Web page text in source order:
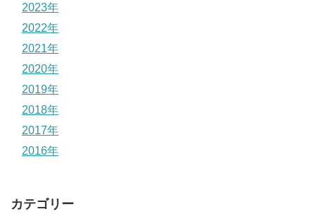
2023年
2022年
2021年
2020年
2019年
2018年
2017年
2016年
カテゴリー